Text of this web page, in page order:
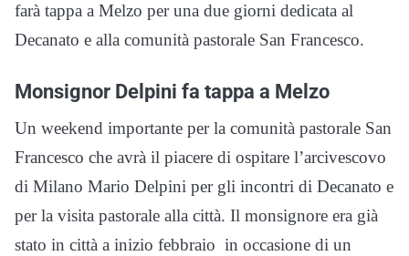
farà tappa a Melzo per una due giorni dedicata al
Decanato e alla comunità pastorale San Francesco.
Monsignor Delpini fa tappa a Melzo
Un weekend importante per la comunità pastorale San
Francesco che avrà il piacere di ospitare l’arcivescovo
di Milano Mario Delpini per gli incontri di Decanato e
per la visita pastorale alla città. Il monsignore era già
stato in città a inizio febbraio in occasione di un